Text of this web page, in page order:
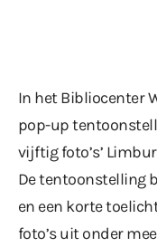
In het Bibliocenter
pop-up
vijftig foto’s’
De tentoonstelling
en een korte
foto’s uit onder